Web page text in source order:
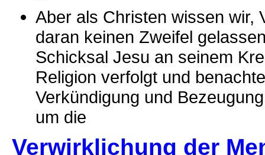
Aber als Christen wissen wir,
daran keinen Zweifel
Schicksal Jesu an seinem
Religion verfolgt und
Verkündigung und
um die
Verwirklichung der